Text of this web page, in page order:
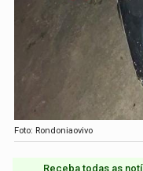
Foto: Rondoniaovivo
Receba todas as